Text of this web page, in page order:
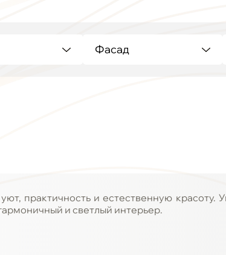
Фасад
практичность и естественную красоту.
и светлый интерьер.